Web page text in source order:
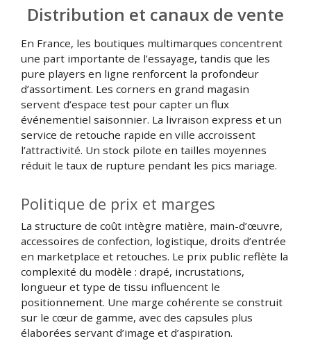
Distribution et canaux de vente
En France, les boutiques multimarques concentrent
une part importante de l’essayage, tandis que les
pure players en ligne renforcent la profondeur
d’assortiment. Les corners en grand magasin
servent d’espace test pour capter un flux
événementiel saisonnier. La livraison express et un
service de retouche rapide en ville accroissent
l’attractivité. Un stock pilote en tailles moyennes
réduit le taux de rupture pendant les pics mariage.
Politique de prix et marges
La structure de coût intègre matière, main-d’œuvre,
accessoires de confection, logistique, droits d’entrée
en marketplace et retouches. Le prix public reflète la
complexité du modèle : drapé, incrustations,
longueur et type de tissu influencent le
positionnement. Une marge cohérente se construit
sur le cœur de gamme, avec des capsules plus
élaborées servant d’image et d’aspiration.